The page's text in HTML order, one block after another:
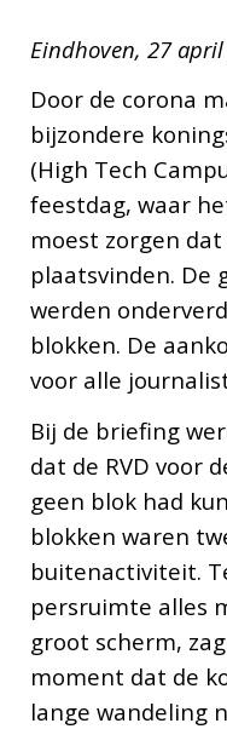
Eindhoven, 27 april
Door de corona
bijzondere
(High Tech
feestdag, waar
moest zorgen
plaatsvinden. De
werden
blokken. De
voor alle
Bij de briefing
dat de RVD voor
geen blok had
blokken waren
buitenactiviteit.
persruimte alles
groot scherm,
moment dat de
lange wandeling